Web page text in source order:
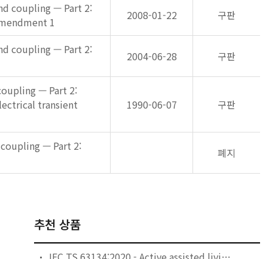
coupling — Part 2:
1
2008-01-22 구판
coupling — Part 2:
2004-06-28 구판
— Part 2:
transient
1990-06-07 구판
— Part 2:
폐지
추천 상품